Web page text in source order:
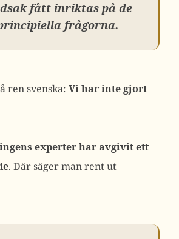
fått inriktas på de
frågorna.
ren svenska: Vi har inte gjort
experter har avgivit ett
. Där säger man rent ut